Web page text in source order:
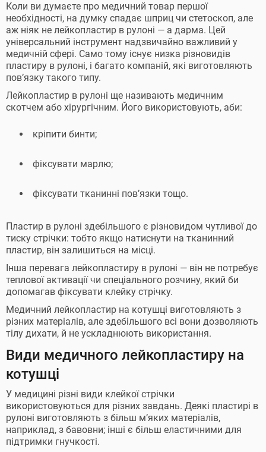
Коли ви думаєте про медичний товар першої
необхідності, на думку спадає шприц чи стетоскоп, але
аж ніяк не лейкопластир в рулоні — а дарма. Цей
універсальний інструмент надзвичайно важливий у
медичній сфері. Само тому існує низка різновидів
пластиру в рулоні, і багато компаній, які виготовляють
пов’язку такого типу.
Лейкопластир в рулоні ще називають медичним
скотчем або хірургічним. Його використовують, аби:
кріпити бинти;
фіксувати марлю;
фіксувати тканинні пов’язки тощо.
Пластир в рулоні здебільшого є різновидом чутливої ​​до
тиску стрічки: тобто якщо натиснути на тканинний
пластир, він залишиться на місці.
Інша перевага лейкопластиру в рулоні — він не потребує
теплової активації чи спеціального розчину, який би
допомагав фіксувати клейку стрічку.
Медичний лейкопластир на котушці виготовляють з
різних матеріалів, але здебільшого всі вони дозволяють
тілу дихати, й не ускладнюють використання.
Види медичного лейкопластиру на
котушці
У медицині різні види клейкої стрічки
використовуються для різних завдань. Деякі пластирі в
рулоні виготовляють з більш м’яких матеріалів,
наприклад, з бавовни; інші є більш еластичними для
підтримки гнучкості.